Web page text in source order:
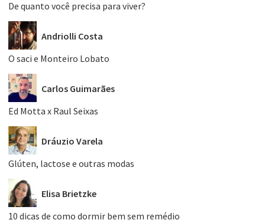
De quanto você precisa para viver?
Andriolli Costa
O saci e Monteiro Lobato
Carlos Guimarães
Ed Motta x Raul Seixas
Dráuzio Varela
Glúten, lactose e outras modas
Elisa Brietzke
10 dicas de como dormir bem sem remédio